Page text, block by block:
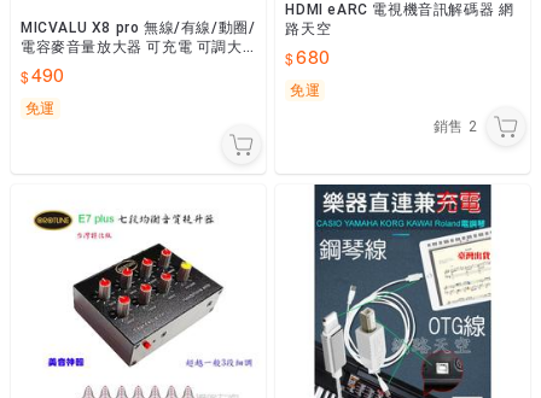
MICVALU X8 pro 無線/有線/動圈/
電容麥音量放大器 可充電 可調大
小 48V幻象電源 網路天空
490
免運
HDMI eARC 電視機音訊解碼器 網
路天空
680
免運
銷售 2